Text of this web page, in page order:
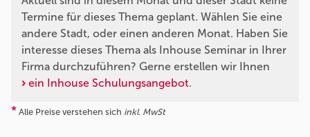
Termine für dieses Thema geplant. Wählen Sie eine
andere Stadt, oder einen anderen Monat. Haben Sie
interesse dieses Thema als Inhouse Seminar in Ihrer
Firma durchzuführen? Gerne erstellen wir Ihnen
ein Inhouse Schulungsangebot.
* Alle Preise verstehen sich inkl. MwSt